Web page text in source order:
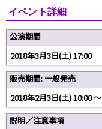
イベント詳細
公演期間
2018年3月3日(土) 17:00
販売期間: 一般発売
2018年2月3日(土) 10:00 〜
説明／注意事項